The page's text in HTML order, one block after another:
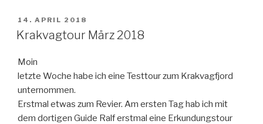
VERÖFFENTLICHT
AM
14. APRIL 2018
Krakvagtour März 2018
Moin
letzte Woche habe ich eine Testtour zum Krakvagfjord
unternommen.
Erstmal etwas zum Revier. Am ersten Tag hab ich mit
dem dortigen Guide Ralf erstmal eine Erkundungstour